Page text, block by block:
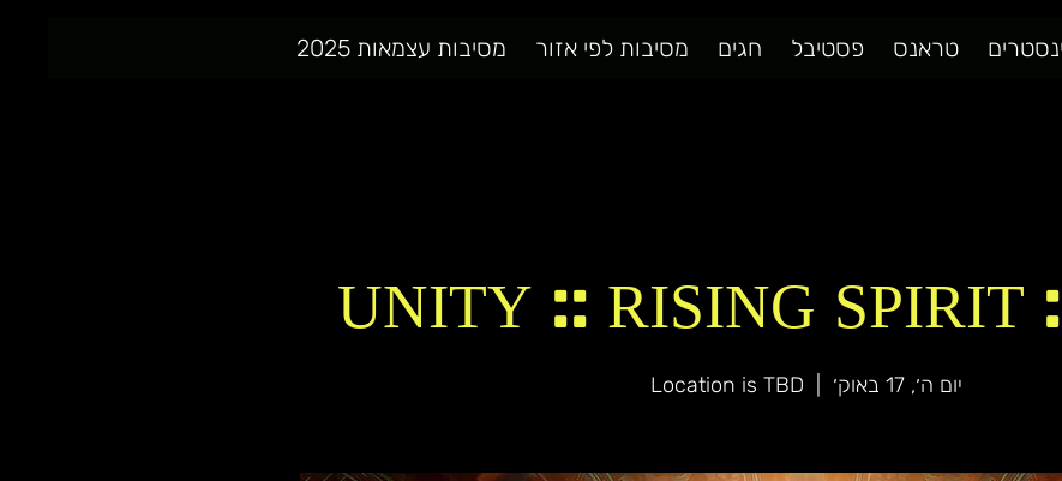
טראנס פסטיבל חגים מסיבות לפי אזור מסיבות עצמאות 2025
UNITY :: RISING
יום ה׳, 17 באוק׳ Location is TBD